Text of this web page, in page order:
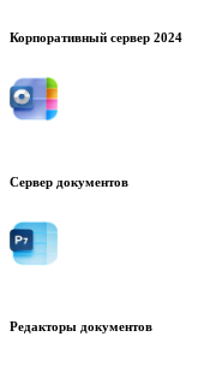
Корпоративный сервер 2024
Сервер документов
Редакторы документов